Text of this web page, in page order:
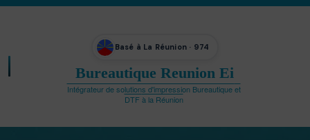
Basé à La Réunion · 974
Bureautique Reunion Ei
Intégrateur de solutions d'impression Bureautique et
DTF à la Réunion